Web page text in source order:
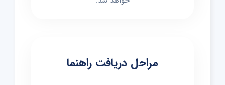
مراحل دریافت راهنما